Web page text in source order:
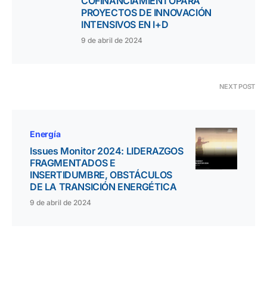
PROYECTOS DE INNOVACIÓN
INTENSIVOS EN I+D
9 de abril de 2024
NEXT POST
Energía
Issues Monitor 2024: LIDERAZGOS
FRAGMENTADOS E
INSERTIDUMBRE, OBSTÁCULOS
DE LA TRANSICIÓN ENERGÉTICA
9 de abril de 2024